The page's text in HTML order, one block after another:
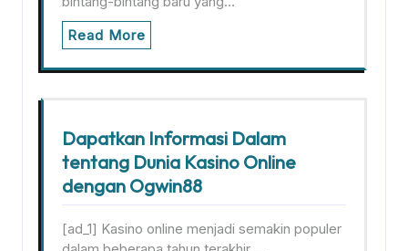
Read More
Dapatkan Informasi Dalam
tentang Dunia Kasino Online
dengan Ogwin88
[ad_1] Kasino online menjadi semakin populer